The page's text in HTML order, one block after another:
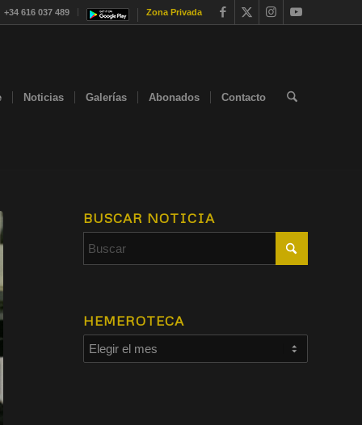
+34 616 037 489 Zona Privada
Noticias Galerías Abonados Contacto
BUSCAR NOTICIA
HEMEROTECA